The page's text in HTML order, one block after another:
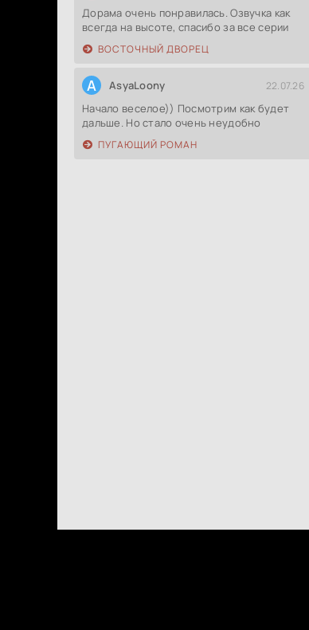
Дорама очень понравилась. Озвучка как
всегда на высоте, спасибо за все серии
ВОСТОЧНЫЙ ДВОРЕЦ
A AsyaLoony 22.07.26
Начало веселое)) Посмотрим как будет
дальше. Но стало очень неудобно
ПУГАЮЩИЙ РОМАН